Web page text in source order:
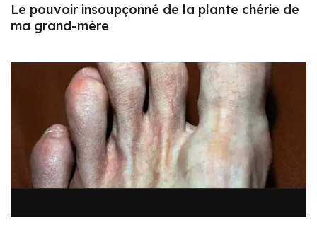
Le pouvoir insoupçonné de la plante chérie de
ma grand-mère